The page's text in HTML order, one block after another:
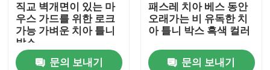
연락주세요
직교 벽개면이 있는 마
우스 가드를 위한 로크
가능 가벼운 치아 틀니
박스
문의 보내기
패스레 치아 베스 동안
오래가는 비 유독한 치
아 틀니 박스 흑색 컬러
문의 보내기